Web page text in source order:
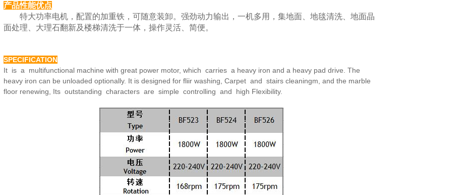
产品性能优点
特大功率电机，配置的加重铁，可随意装卸。强劲动力输出，一机多用，集地面、地毯清洗、地面晶
面处理、大理石翻新及楼梯清洗于一体，操作灵活、简便。
SPECIFICATION
It is a multifunctional machine with great power motor, which carries a heavy iron and a heavy pad drive. The
heavy iron can be unloaded optionally. It is designed for fliir washing, Carpet and stairs cleaningm, and the marble
floor renewing, Its outstanding characters are simple controlling and high Flexibility.